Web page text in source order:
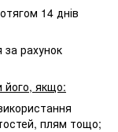
14 днів
за рахунок
його, якщо:
плям тощо;